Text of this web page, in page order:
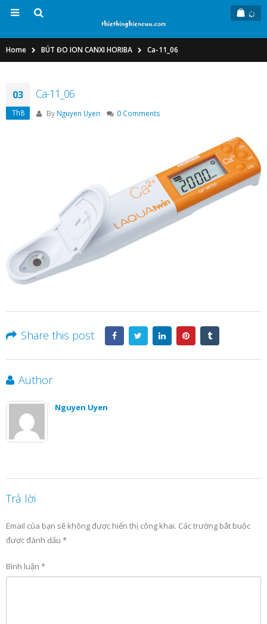
Home BÚT ĐO ION CANXI HORIBA Ca-11_06
03
Th8
Ca-11_06
By Nguyen Uyen 0 Comments
Share this post
Author
Nguyen Uyen
Trả lời
Email của bạn sẽ không được hiển thị công khai. Các trường bắt buộc
được đánh dấu *
Bình luận *